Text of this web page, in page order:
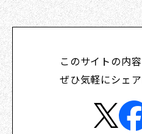
このサイトの内
ぜひ気軽にシェ